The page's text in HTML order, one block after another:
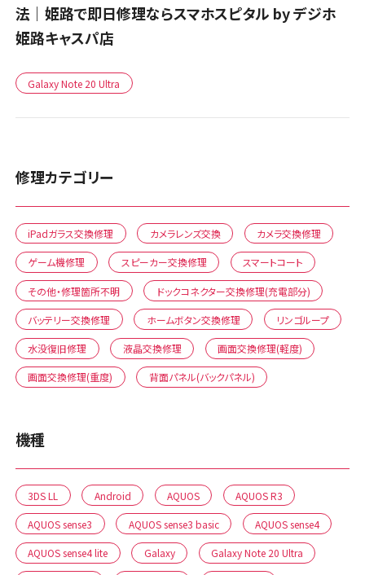
法｜姫路で即日修理ならスマホスピタル by デジホ
姫路キャスパ店
Galaxy Note 20 Ultra
修理カテゴリー
iPadガラス交換修理 カメラレンズ交換 カメラ交換修理
ゲーム機修理 スピーカー交換修理 スマートコート
その他・修理箇所不明 ドックコネクター交換修理(充電部分)
バッテリー交換修理 ホームボタン交換修理 リンゴループ
水没復旧修理 液晶交換修理 画面交換修理(軽度)
画面交換修理(重度) 背面パネル(バックパネル)
機種
3DS LL Android AQUOS AQUOS R3
AQUOS sense3 AQUOS sense3 basic AQUOS sense4
AQUOS sense4 lite Galaxy Galaxy Note 20 Ultra